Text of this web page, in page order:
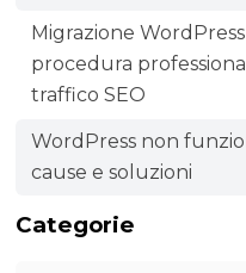
Migrazione
procedura
traffico SEO
WordPress non
cause e soluzioni
Categorie